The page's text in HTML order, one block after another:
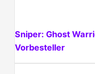
Sniper: Ghost
Vorbesteller